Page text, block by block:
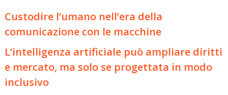
Custodire l’umano nell’era della
comunicazione con le macchine
L’intelligenza artificiale può ampliare diritti
e mercato, ma solo se progettata in modo
inclusivo